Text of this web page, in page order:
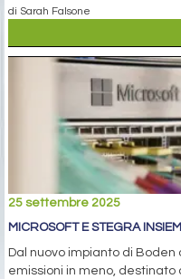
di Sarah Falsone
25 settembre 2025
MICROSOFT E STEGRA
Dal nuovo impianto di
emissioni in meno,